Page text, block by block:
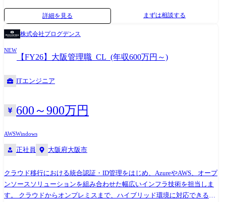
運営、そして実施後の収支管理まで、一連の工程をすべて実務者として
主導していただきます。 ユーザーが真に求めるコンテンツの企画といっ
た右脳的な役割から、多岐にわたるステークホルダーを緻密にマネジメ
ントする左脳的な役割まで、広く担当いただきます。 ●具体的な業務 担
当プロジェクトのディレクションから業務実行までの全般を担っていた
だきます。 プロジェクト・業務内容は多岐に渡るため、ご経験や志向性
に合わせてアサインいたします。 ・新規イベント/動画のコンセプト設計
・動画やイベントにおける現場でのディレクション・撮影・編集など、
ーション構築・運用管理・スケールに備えた仕組み化 ・実現に向けた、
外部パートナーマネジメント ※業務内容 変更の範囲:全ての業務への配
詳細を見る まずは相談する
株式会社プログデンス
NEW
【FY26】大阪管理職_CL_(年収600万円～)
ITエンジニア
600～900万円
AWSWindows
正社員 大阪府大阪市
クラウド移行における統合認証・ID管理をはじめ、AzureやAWS、オープ
ンソースソリューションを組み合わせた幅広いインフラ技術を担当しま
す。 クラウドからオンプレミスまで、ハイブリッド環境に対応できる